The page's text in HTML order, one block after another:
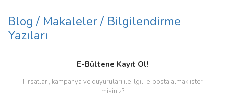
Blog / Makaleler / Bilgilendirme
Yazıları
E-Bültene Kayıt Ol!
Fırsatları, kampanya ve duyuruları ile ilgili e-posta almak ister
misiniz?